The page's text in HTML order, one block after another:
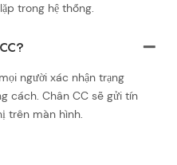
trong hệ thống.
người xác nhận trạng
cách. Chân CC sẽ gửi tín
trên màn hình.